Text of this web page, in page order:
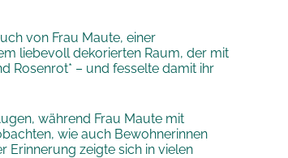
von Frau Maute, einer
liebevoll dekorierten Raum, der mit
Rosenrot* – und fesselte damit ihr
während Frau Maute mit
wie auch Bewohnerinnen
Erinnerung zeigte sich in vielen